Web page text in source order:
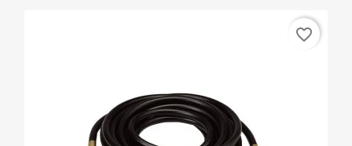
favorite_border